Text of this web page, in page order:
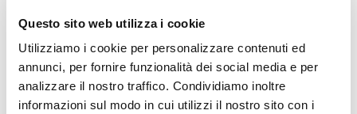
Questo sito web utilizza i cookie
Utilizziamo i cookie per personalizzare contenuti ed
annunci, per fornire funzionalità dei social media e per
analizzare il nostro traffico. Condividiamo inoltre
informazioni sul modo in cui utilizzi il nostro sito con i